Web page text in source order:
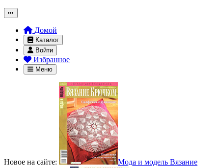
Домой
Каталог
Войти
Избранное
Меню
Новое на сайте: Мода и модель Вязание